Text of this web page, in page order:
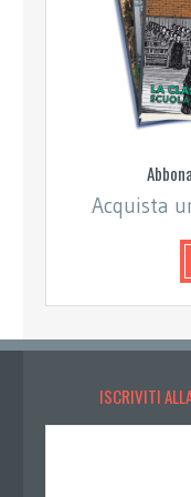
Acquista
ISCRIVITI